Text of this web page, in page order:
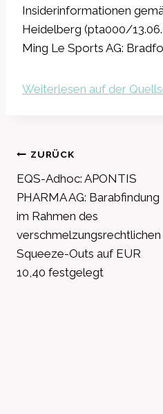
Insiderinformationen
Heidelberg (pta000/
Ming Le Sports AG:
Weiterlesen auf der
ZURÜCK
EQS-Adhoc: APONTIS
PHARMA AG: Barabfindung
im Rahmen des
verschmelzungsrechtlichen
Squeeze-Outs auf EUR
10,40 festgelegt